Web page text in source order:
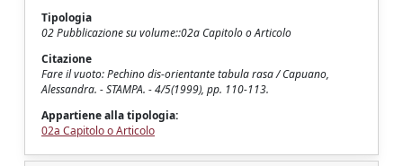
Tipologia
02 Pubblicazione su volume::02a Capitolo o Articolo
Citazione
Fare il vuoto: Pechino dis-orientante tabula rasa / Capuano,
Alessandra. - STAMPA. - 4/5(1999), pp. 110-113.
Appartiene alla tipologia:
02a Capitolo o Articolo